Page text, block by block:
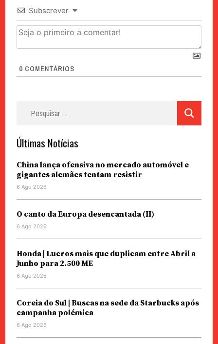
Subscrever
0 COMENTÁRIOS
Últimas Notícias
China lança ofensiva no mercado automóvel e
gigantes alemães tentam resistir
6 Ago 2026
O canto da Europa desencantada (II)
6 Ago 2026
Honda | Lucros mais que duplicam entre Abril a
Junho para 2.500 ME
6 Ago 2026
Coreia do Sul | Buscas na sede da Starbucks após
campanha polémica
6 Ago 2026